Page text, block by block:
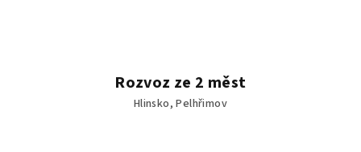
Rozvoz ze 2 měst
Hlinsko, Pelhřimov